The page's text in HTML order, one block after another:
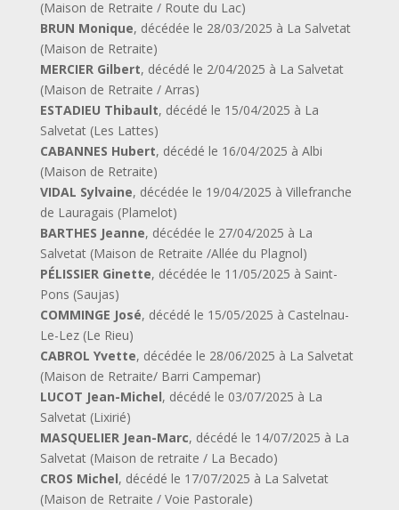
(Maison de Retraite / Route du Lac)
BRUN Monique, décédée le 28/03/2025 à La Salvetat
(Maison de Retraite)
MERCIER Gilbert, décédé le 2/04/2025 à La Salvetat
(Maison de Retraite / Arras)
ESTADIEU Thibault, décédé le 15/04/2025 à La
Salvetat (Les Lattes)
CABANNES Hubert, décédé le 16/04/2025 à Albi
(Maison de Retraite)
VIDAL Sylvaine, décédée le 19/04/2025 à Villefranche
de Lauragais (Plamelot)
BARTHES Jeanne, décédée le 27/04/2025 à La
Salvetat (Maison de Retraite /Allée du Plagnol)
PÉLISSIER Ginette, décédée le 11/05/2025 à Saint-
Pons (Saujas)
COMMINGE José, décédé le 15/05/2025 à Castelnau-
Le-Lez (Le Rieu)
CABROL Yvette, décédée le 28/06/2025 à La Salvetat
(Maison de Retraite/ Barri Campemar)
LUCOT Jean-Michel, décédé le 03/07/2025 à La
Salvetat (Lixirié)
MASQUELIER Jean-Marc, décédé le 14/07/2025 à La
Salvetat (Maison de retraite / La Becado)
CROS Michel, décédé le 17/07/2025 à La Salvetat
(Maison de Retraite / Voie Pastorale)